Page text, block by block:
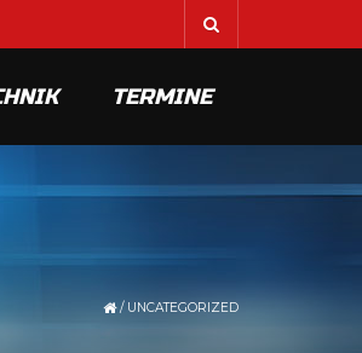
TERMINE
/ UNCATEGORIZED